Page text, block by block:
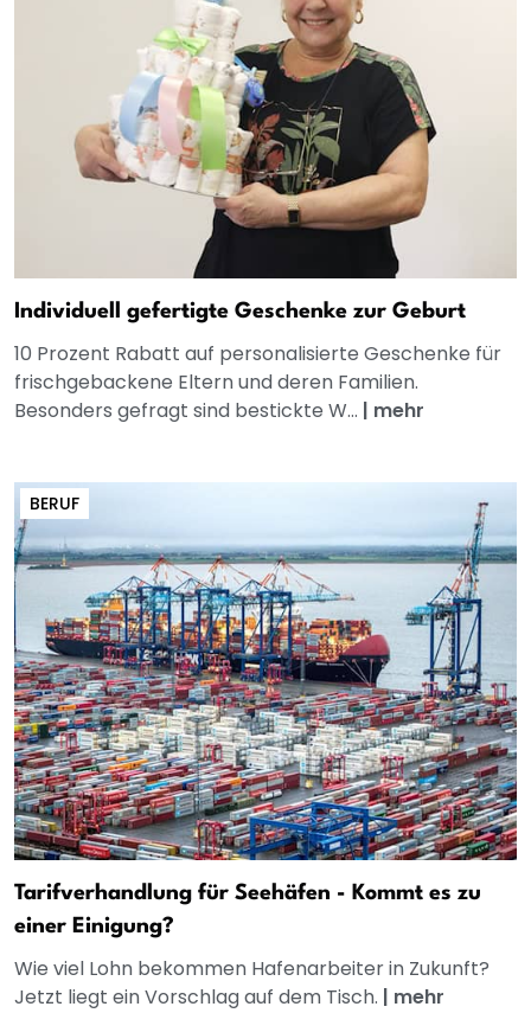
Individuell gefertigte Geschenke zur Geburt
10 Prozent Rabatt auf personalisierte Geschenke für
frischgebackene Eltern und deren Familien.
Besonders gefragt sind bestickte W... | mehr
BERUF
Tarifverhandlung für Seehäfen - Kommt es zu
einer Einigung?
Wie viel Lohn bekommen Hafenarbeiter in Zukunft?
Jetzt liegt ein Vorschlag auf dem Tisch. | mehr